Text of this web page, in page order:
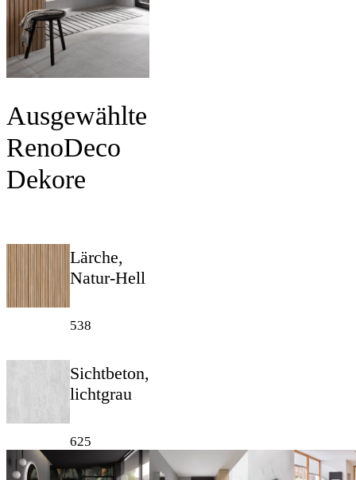
Ausgewählte
RenoDeco
Dekore
Lärche,
Natur-Hell
538
Sichtbeton,
lichtgrau
625